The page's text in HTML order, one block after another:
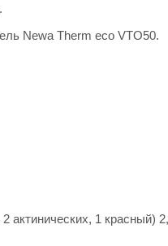
Newa Therm eco VTO50.
актинических, 1 красный)